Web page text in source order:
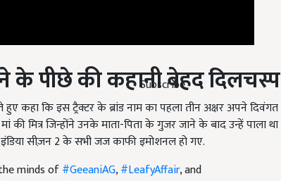
Subscribe
के पीछे की कहानी बेहद दिलचस्प
कहा क‍ि इस ट्रैक्टर के ब्रांड नाम का पहला तीन अक्षर अपने दिवंगत
मित्र जिन्होंने उनके माता-पिता के गुजर जाने के बाद उन्हें पाला था
सीज़न 2 के सभी जज काफी इमोशनल हो गए.
minds of
into your heart.